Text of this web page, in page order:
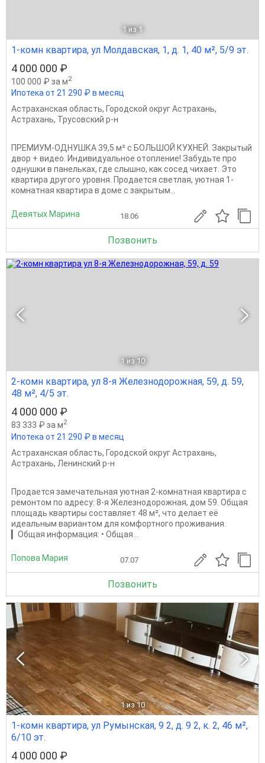
1 из 1
1-комн квартира, ул Молдавская, 1, д. 1, 40 м², 5/9 эт.
4 000 000 ₽
100 000 ₽ за м2
Ипотека от 21 290 ₽ в месяц
Астраханская область, Городской округ Астрахань,
Астрахань, Трусовский р-н
ПРЕМИУМ-ОДНУШКА 39,5 м² с БОЛЬШОЙ КУХНЕЙ. Закрытый
двор + видео. Индивидуальное отопление! Забудьте про
однушки в панельках, где слышно, как сосед чихает. Это
квартира другого уровня. Продается светлая, уютная 1-
комнатная квартира в доме с закрытым...
Девятых Марина 18.06
Позвонить
1 из 10
2-комн квартира, ул 8-я Железнодорожная, 59, д. 59,
48 м², 4/5 эт.
4 000 000 ₽
83 333 ₽ за м2
Ипотека от 21 290 ₽ в месяц
Астраханская область, Городской округ Астрахань,
Астрахань, Ленинский р-н
Продается замечательная уютная 2-комнатная квартира с
ремонтом по адресу: 8-я Железнодорожная, дом 59. Общая
площадь квартиры составляет 48 м², что делает её
идеальным вариантом для комфортного проживания.
▎Общая информация: • Общая...
Попова Мария 07.07
Позвонить
1 из 10
1-комн квартира, ул Румынская, 9 2, д. 9 2, к. 2, 46 м²,
6/10 эт.
4 000 000 ₽